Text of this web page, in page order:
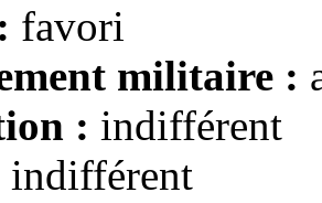
favori
militaire :
: indifférent
indifférent